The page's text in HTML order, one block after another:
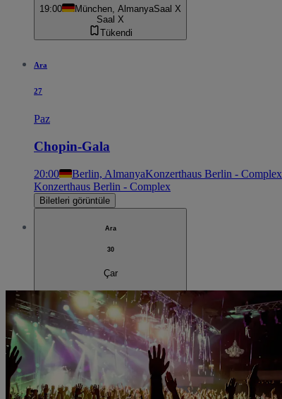
19:00 München, AlmanyaSaal X
Saal X
Tükendi
Ara
27
Paz
Chopin-Gala
20:00 Berlin, AlmanyaKonzerthaus Berlin - Complex
Konzerthaus Berlin - Complex
Biletleri görüntüle
Ara
30
Çar
Chopin-Gala
20:00 München, AlmanyaSaal X
Saal X
Tükendi